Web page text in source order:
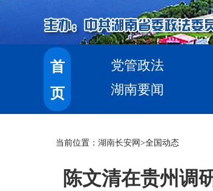
首
页
党管政法
湖南要闻
当前位置： 湖南长安网 >全国动态
陈文清在贵州调